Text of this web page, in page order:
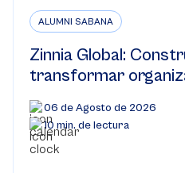
ALUMNI SABANA
Zinnia Global:
transformar
06 de Agosto de 2026
10 min. de lectura